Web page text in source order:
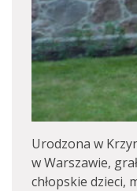
Urodzona w
w Warszawie,
chłopskie dzieci,